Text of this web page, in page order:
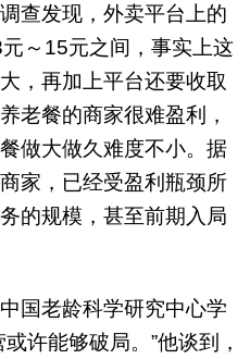
查发现，外卖平台上的
～15元之间，事实上这
，再加上平台还要收取
老餐的商家很难盈利，
做大做久难度不小。据
家，已经受盈利瓶颈所
的规模，甚至前期入局
国老龄科学研究中心学
许能够破局。”他谈到，